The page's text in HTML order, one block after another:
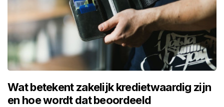
Wat betekent zakelijk kredietwaardig zijn
en hoe wordt dat beoordeeld